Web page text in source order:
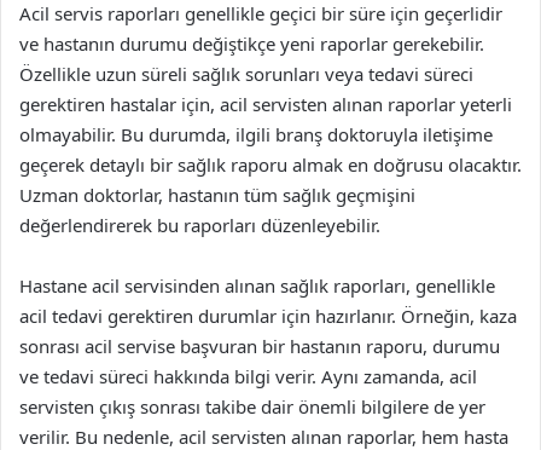
Acil servis raporları genellikle geçici bir süre için geçerlidir
ve hastanın durumu değiştikçe yeni raporlar gerekebilir.
Özellikle uzun süreli sağlık sorunları veya tedavi süreci
gerektiren hastalar için, acil servisten alınan raporlar yeterli
olmayabilir. Bu durumda, ilgili branş doktoruyla iletişime
geçerek detaylı bir sağlık raporu almak en doğrusu olacaktır.
Uzman doktorlar, hastanın tüm sağlık geçmişini
değerlendirerek bu raporları düzenleyebilir.
Hastane acil servisinden alınan sağlık raporları, genellikle
acil tedavi gerektiren durumlar için hazırlanır. Örneğin, kaza
sonrası acil servise başvuran bir hastanın raporu, durumu
ve tedavi süreci hakkında bilgi verir. Aynı zamanda, acil
servisten çıkış sonrası takibe dair önemli bilgilere de yer
verilir. Bu nedenle, acil servisten alınan raporlar, hem hasta